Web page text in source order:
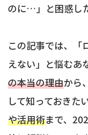
のに…」と困惑し
この記事では、「
えない」と悩むあ
の本当の理由から、
して知っておきた
や活用術まで、